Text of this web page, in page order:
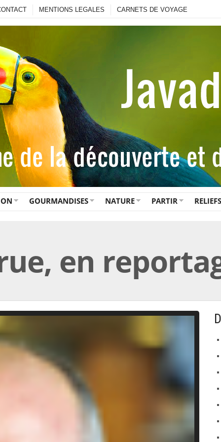
MENTIONS LEGALES CARNETS DE VOYAGE
GOURMANDISES NATURE PARTIR RELIEFS
en